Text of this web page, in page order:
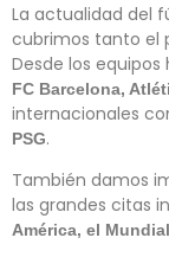
La actualidad del
cubrimos tanto el
Desde los
FC Barcelona,
internacionales
PSG.
También damos
las grandes citas
América, el Mundial